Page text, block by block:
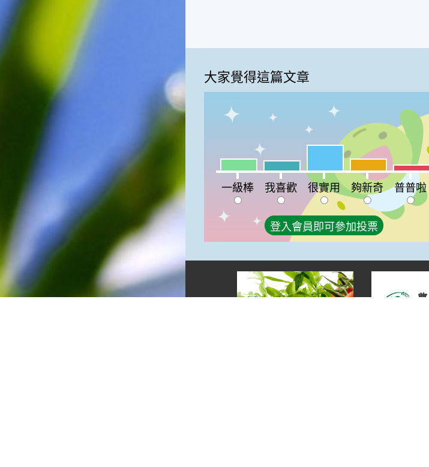
子生孫中狀元」，可見龍眼在
民間流傳的說法中是種有「福
氣」的水果喔！◎節氣生活在
是八月八日的父親節了。或許
因為父親節不一定逢到星期日
的關係，父親節在感覺上似乎
沒有母親節來得熱絡。不過，
父親為家庭付出的辛苦與努力
可不亞於母親喔！小朋友應該
爸表達出心中的敬重與關愛，
相信平日辛勞的爸爸知道你的
心意後，一定會非常高興的。
◎節氣俗諺1.「雷打秋，年冬
高地半收，低地水漂流」這句
俗諺的意思是：立秋這一天如
果打雷，對二期水稻的收成會
有不好的影響。所以對農夫而
言，立秋日是十分忌諱打雷的
喔！2.「六月秋，快溜溜；七
月秋，秋後油」這句俗諺的意
思是：根據老一輩人的說法，
如果立秋這一天是在農曆六
大家覺得這篇文章
我喜歡:15%
很實用:39%
夠新奇:18%普普啦
一級棒
我喜歡 很實用 夠新奇 普普啦
登入會員即可參加投票